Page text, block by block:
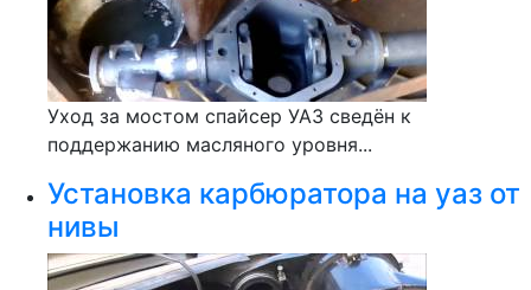
Уход за мостом спайсер УАЗ сведён к
поддержанию масляного уровня...
Установка карбюратора на уаз от
нивы